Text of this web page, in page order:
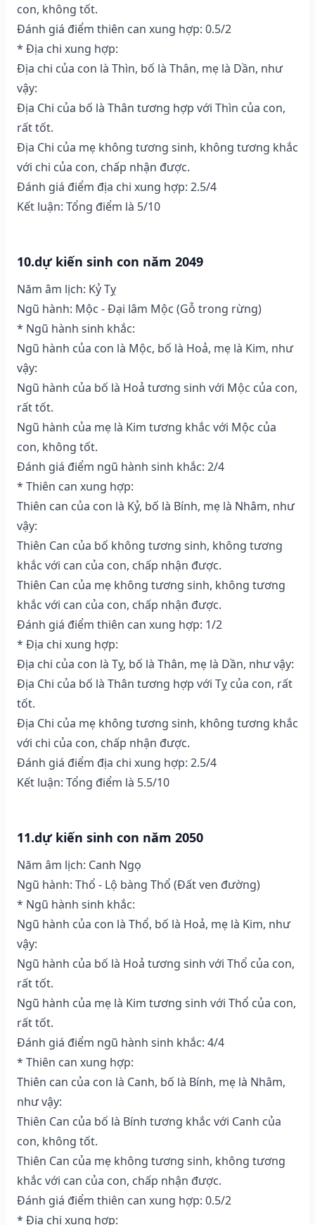
con, không tốt.
Đánh giá điểm thiên can xung hợp: 0.5/2
* Địa chi xung hợp:
Địa chi của con là Thìn, bố là Thân, mẹ là Dần, như
vậy:
Địa Chi của bố là Thân tương hợp với Thìn của con,
rất tốt.
Địa Chi của mẹ không tương sinh, không tương khắc
với chi của con, chấp nhận được.
Đánh giá điểm địa chi xung hợp: 2.5/4
Kết luận: Tổng điểm là 5/10
10.dự kiến sinh con năm 2049
Năm âm lịch: Kỷ Tỵ
Ngũ hành: Mộc - Đại lâm Mộc (Gỗ trong rừng)
* Ngũ hành sinh khắc:
Ngũ hành của con là Mộc, bố là Hoả, mẹ là Kim, như
vậy:
Ngũ hành của bố là Hoả tương sinh với Mộc của con,
rất tốt.
Ngũ hành của mẹ là Kim tương khắc với Mộc của
con, không tốt.
Đánh giá điểm ngũ hành sinh khắc: 2/4
* Thiên can xung hợp:
Thiên can của con là Kỷ, bố là Bính, mẹ là Nhâm, như
vậy:
Thiên Can của bố không tương sinh, không tương
khắc với can của con, chấp nhận được.
Thiên Can của mẹ không tương sinh, không tương
khắc với can của con, chấp nhận được.
Đánh giá điểm thiên can xung hợp: 1/2
* Địa chi xung hợp:
Địa chi của con là Tỵ, bố là Thân, mẹ là Dần, như vậy:
Địa Chi của bố là Thân tương hợp với Tỵ của con, rất
tốt.
Địa Chi của mẹ không tương sinh, không tương khắc
với chi của con, chấp nhận được.
Đánh giá điểm địa chi xung hợp: 2.5/4
Kết luận: Tổng điểm là 5.5/10
11.dự kiến sinh con năm 2050
Năm âm lịch: Canh Ngọ
Ngũ hành: Thổ - Lộ bàng Thổ (Ðất ven đường)
* Ngũ hành sinh khắc:
Ngũ hành của con là Thổ, bố là Hoả, mẹ là Kim, như
vậy:
Ngũ hành của bố là Hoả tương sinh với Thổ của con,
rất tốt.
Ngũ hành của mẹ là Kim tương sinh với Thổ của con,
rất tốt.
Đánh giá điểm ngũ hành sinh khắc: 4/4
* Thiên can xung hợp:
Thiên can của con là Canh, bố là Bính, mẹ là Nhâm,
như vậy:
Thiên Can của bố là Bính tương khắc với Canh của
con, không tốt.
Thiên Can của mẹ không tương sinh, không tương
khắc với can của con, chấp nhận được.
Đánh giá điểm thiên can xung hợp: 0.5/2
* Địa chi xung hợp: